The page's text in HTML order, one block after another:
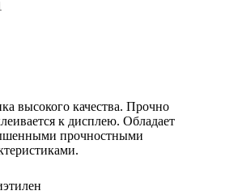
высокого качества. Прочно
к дисплею. Обладает
прочностными